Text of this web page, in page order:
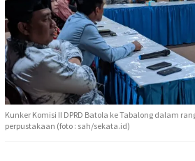
Kunker Komisi II DPRD Batola ke Tabalong dalam
perpustakaan (foto : sah/sekata.id)